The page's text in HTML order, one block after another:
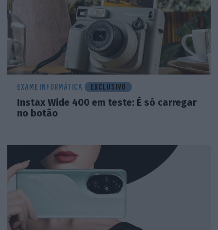
EXAME INFORMÁTICA EXCLUSIVO
Instax Wide 400 em teste: É só carregar
no botão